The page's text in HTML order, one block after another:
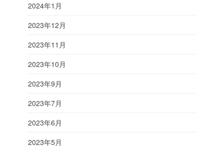
2024年1月
2023年12月
2023年11月
2023年10月
2023年9月
2023年7月
2023年6月
2023年5月